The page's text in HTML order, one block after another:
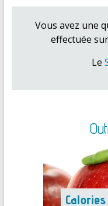
Vous avez une
effectuée
Le